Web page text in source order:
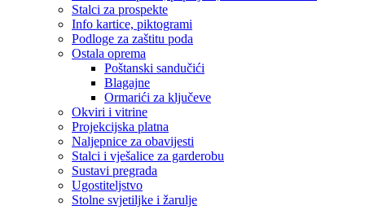
Stalci za prospekte
Info kartice, piktogrami
Podloge za zaštitu poda
Ostala oprema
Poštanski sandučići
Blagajne
Ormarići za ključeve
Okviri i vitrine
Projekcijska platna
Naljepnice za obavijesti
Stalci i vješalice za garderobu
Sustavi pregrada
Ugostiteljstvo
Stolne svjetiljke i žarulje